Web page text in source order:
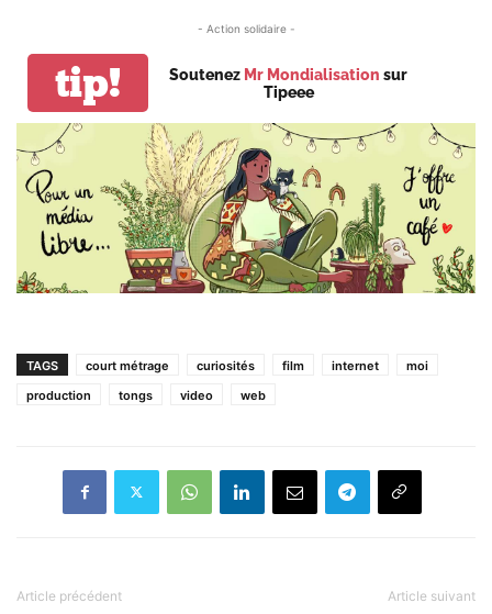
- Action solidaire -
tip! Soutenez Mr Mondialisation sur
Tipeee
TAGS court métrage curiosités film internet
moi
production
tongs video web
Article précédent Article suivant